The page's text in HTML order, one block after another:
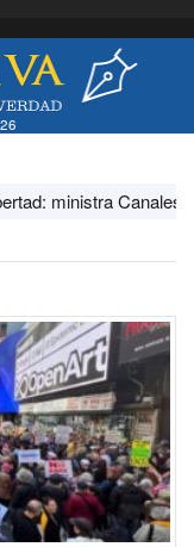
Canales